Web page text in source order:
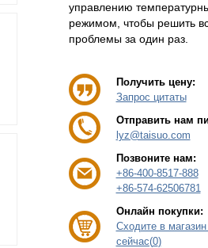
управлению
режимом, чтобы решить
проблемы за один раз.
Получить цену:
Запрос цитаты
Отправить нам
lyz@taisuo.com
Позвоните нам:
+86-400-8517-888
+86-574-62506781
Онлайн покупки:
Сходите в
сейчас(0)